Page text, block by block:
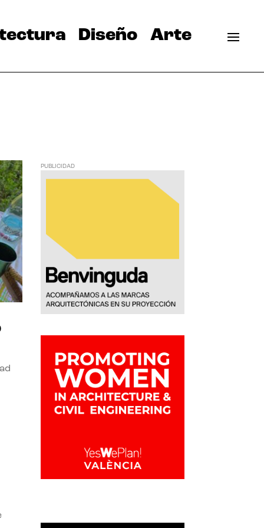
Diseño Arte
PUBLICIDAD